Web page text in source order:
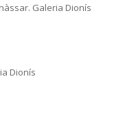
Galeria Dionís
Dionís